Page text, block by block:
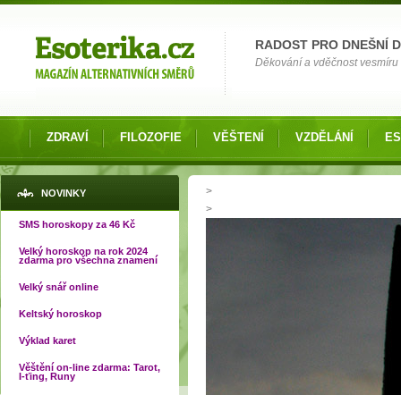
RADOST PRO DNEŠNÍ
Děkování a vděčnost
ZDRAVÍ FILOZOFIE VĚŠTENÍ VZDĚLÁNÍ
NOVINKY
SMS horoskopy za 46 Kč
Velký horoskop na rok 2024
zdarma pro všechna znamení
Velký snář online
Keltský horoskop
Výklad karet
Věštění on-line zdarma: Tarot,
I-ťing, Runy
Jste zde
>
>